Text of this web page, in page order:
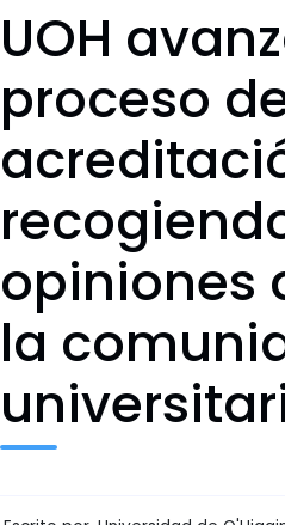
UOH
proceso
opiniones
la